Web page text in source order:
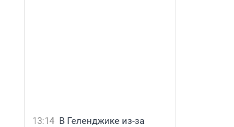
13:14 В Геленджике из-за